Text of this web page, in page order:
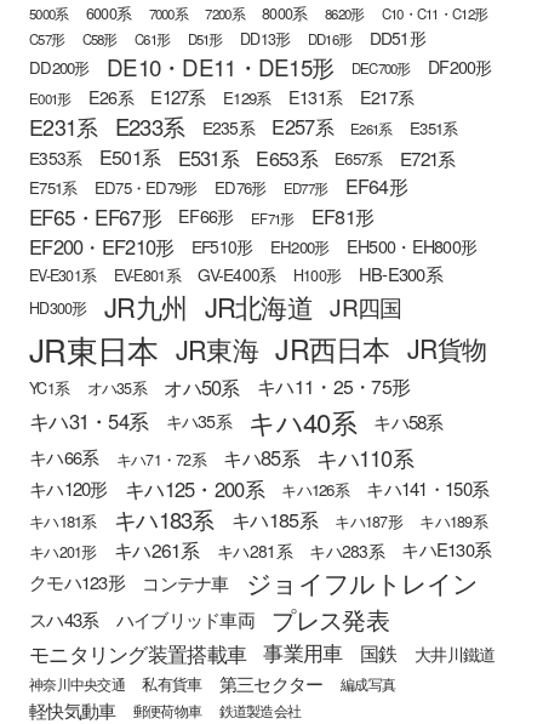
5000系 6000系 7000系 7200系 8000系 8620形
C10・C11・C12形
C57形
C58形 C61形 D51形 DD13形 DD16形 DD51形
DD200形 DE10・DE11・DE15形 DEC700形 DF200形
E001形 E26系 E127系 E129系 E131系 E217系
E231系 E233系 E235系 E257系 E261系 E351系
E353系 E501系 E531系 E653系 E657系 E721系
E751系 ED75・ED79形 ED76形 ED77形 EF64形
EF65・EF67形 EF66形 EF71形
EF81形
EF200・EF210形
EF510形 EH200形 EH500・EH800形
EV-E301系 EV-E801系 GV-E400系 H100形 HB-E300系
HD300形 JR九州 JR北海道 JR四国
JR東日本 JR東海 JR西日本 JR貨物
YC1系 オハ35系 オハ50系 キハ11・25・75形
キハ31・54系 キハ35系 キハ40系 キハ58系
キハ66系 キハ71・72系 キハ85系 キハ110系
キハ120形 キハ125・200系 キハ126系 キハ141・150系
キハ181系 キハ183系 キハ185系 キハ187形
キハ189系
キハ201形
キハ261系 キハ281系 キハ283系
キハE130系
クモハ123形
コンテナ車 ジョイフルトレイン
スハ43系 ハイブリッド車両 プレス発表
モニタリング装置搭載車 事業用車 国鉄 大井川鐵道
神奈川中央交通 私有貨車 第三セクター 編成写真
軽快気動車 郵便荷物車 鉄道製造会社